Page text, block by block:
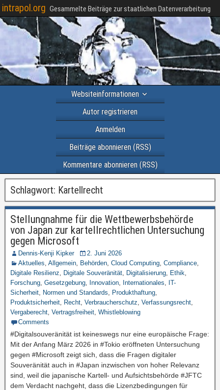
intrapol.org Gesammelte Beiträge zur staatlichen Datenverarbeitung
Websiteinformationen
Autor registrieren
Anmelden
Beiträge abonnieren (RSS)
Kommentare abonnieren (RSS)
Schlagwort: Kartellrecht
Stellungnahme für die Wettbewerbsbehörde
von Japan zur kartellrechtlichen Untersuchung
gegen Microsoft
Dennis-Kenji Kipker
2. Juni 2026
Aktuelles, Allgemein, Behörden, Cloud Computing, Compliance,
Digitale Resilienz, Digitale Souveränität, Digitalisierung, Ethik,
Forschung, Gesetzgebung, Innovation, Internationales, IT-
Sicherheit, Normen und Standards, Produkthaftung,
Produktsicherheit, Recht, Verbraucherschutz, Verfassungsrecht,
Vergaberecht, Vertragsfreiheit, Whistleblowing
Comments
#Digitalsouveränität ist keineswegs nur eine europäische Frage:
Mit der Anfang März 2026 in #Tokio eröffneten Untersuchung
gegen #Microsoft zeigt sich, dass die Fragen digitaler
Souveränität auch in #Japan inzwischen von hoher Relevanz
sind, weil die japanische Kartell- und Aufsichtsbehörde #JFTC
dem Verdacht nachgeht, dass die Lizenzbedingungen für